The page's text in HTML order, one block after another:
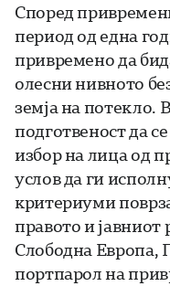
Според
период од една
привремено да
олесни нивното
земја на потекло.
подготвеност да
избор на лица од
услов да ги
критериуми
правото и јавниот
Слободна Европа,
портпарол на